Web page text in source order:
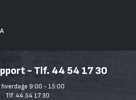
- Tlf. 44 54 17 30
hverdage 9:00 - 15:00
Tlf. 44 54 17 30